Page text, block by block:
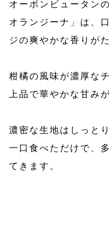
オーボンビュータン
オランジーナ」は、
ジの爽やかな香りが
柑橘の風味が濃厚な
上品で華やかな甘み
濃密な生地はしっと
一口食べただけで、
てきます。